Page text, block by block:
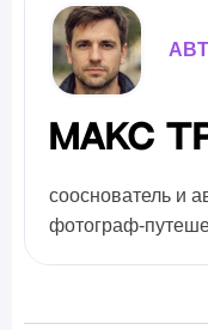
Макс
сооснователь и
фотограф-